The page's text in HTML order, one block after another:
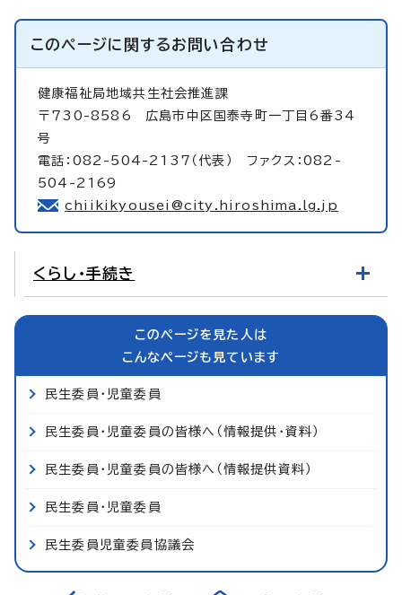
このページに関するお問い合わせ
健康福祉局地域共生社会推進課
〒730-8586 広島市中区国泰寺町一丁目6番34
号
電話：082-504-2137（代表） ファクス：082-
504-2169
chiikikyousei@city.hiroshima.lg.jp
くらし・手続き
このページを見た人は
こんなページも見ています
民生委員・児童委員
民生委員・児童委員の皆様へ（情報提供・資料）
民生委員・児童委員の皆様へ（情報提供資料）
民生委員・児童委員
民生委員児童委員協議会